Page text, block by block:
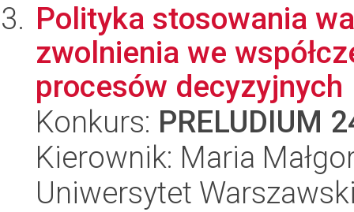
Polityka stosowania
zwolnienia we
procesów decyzyjnych
Konkurs: PRELUDIUM
Kierownik: Maria
Uniwersytet